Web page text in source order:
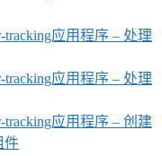
应用程序 – 处理
应用程序 – 处理
tracking应用程序 – 创建
件